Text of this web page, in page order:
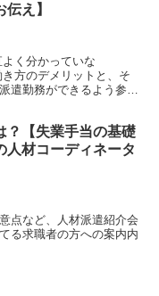
え】
く分かっていな
方のデメリットと、そ
遣勤務ができるよう参考
？【失業手当の基礎
人材コーディネータ
点など、人材派遣紹介会
る求職者の方への案内内